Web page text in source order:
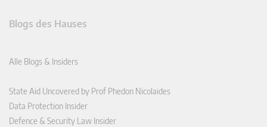
Blogs des Hauses
Alle Blogs & Insiders
State Aid Uncovered by Prof Phedon Nicolaides
Data Protection Insider
Defence & Security Law Insider